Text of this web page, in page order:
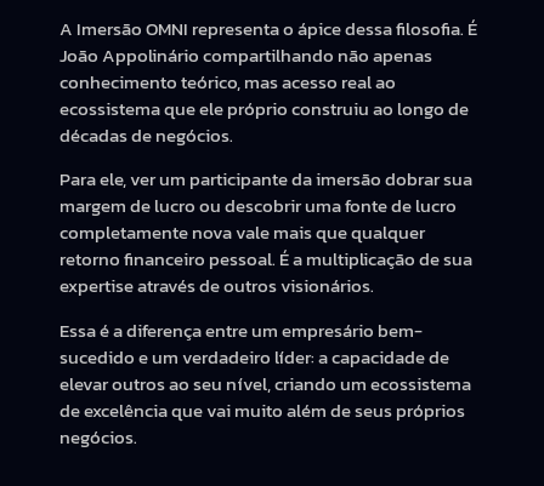
A Imersão OMNI representa o ápice dessa filosofia. É
João Appolinário compartilhando não apenas
conhecimento teórico, mas acesso real ao
ecossistema que ele próprio construiu ao longo de
décadas de negócios.
Para ele, ver um participante da imersão dobrar sua
margem de lucro ou descobrir uma fonte de lucro
completamente nova vale mais que qualquer
retorno financeiro pessoal. É a multiplicação de sua
expertise através de outros visionários.
Essa é a diferença entre um empresário bem-
sucedido e um verdadeiro líder: a capacidade de
elevar outros ao seu nível, criando um ecossistema
de excelência que vai muito além de seus próprios
negócios.